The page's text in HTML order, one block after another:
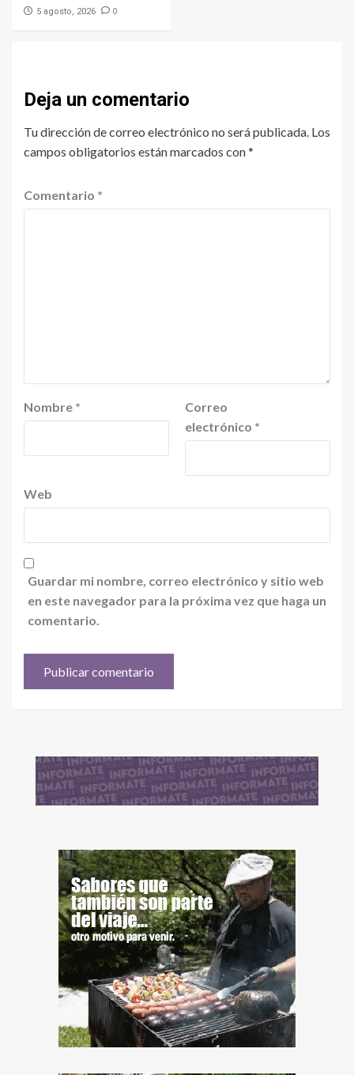
5 agosto, 2026 0
Deja un comentario
Tu dirección de correo electrónico no será publicada. Los
campos obligatorios están marcados con*
Comentario *
Nombre *
Correo
electrónico *
Web
Guardar mi nombre, correo electrónico y sitio web
en este navegador para la próxima vez que haga un
comentario.